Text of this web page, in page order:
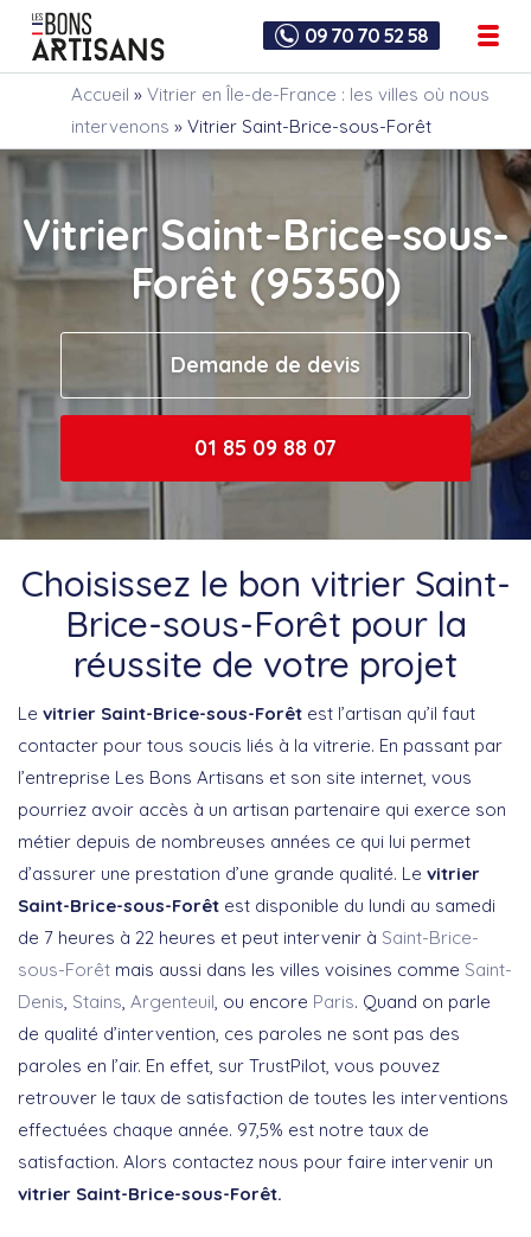
09 70 70 52 58
Accueil » Vitrier en Île-de-France : les villes où nous
intervenons » Vitrier Saint-Brice-sous-Forêt
Vitrier Saint-Brice-sous-
Forêt (95350)
Demande de devis
01 85 09 88 07
Choisissez le bon vitrier Saint-
Brice-sous-Forêt pour la
réussite de votre projet
Le vitrier Saint-Brice-sous-Forêt est l’artisan qu’il faut
contacter pour tous soucis liés à la vitrerie. En passant par
l’entreprise Les Bons Artisans et son site internet, vous
pourriez avoir accès à un artisan partenaire qui exerce son
métier depuis de nombreuses années ce qui lui permet
d’assurer une prestation d’une grande qualité. Le vitrier
Saint-Brice-sous-Forêt est disponible du lundi au samedi
de 7 heures à 22 heures et peut intervenir à Saint-Brice-
sous-Forêt mais aussi dans les villes voisines comme Saint-
Denis Stains Argenteuil , ou encore Paris. Quand on parle
de qualité d’intervention, ces paroles ne sont pas des
paroles en l’air. En effet, sur TrustPilot, vous pouvez
retrouver le taux de satisfaction de toutes les interventions
effectuées chaque année. 97,5% est notre taux de
satisfaction. Alors contactez nous pour faire intervenir un
vitrier Saint-Brice-sous-Forêt.